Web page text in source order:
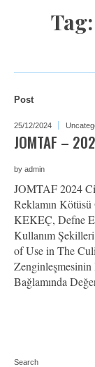
Tag:
Post
25/12/2024
JOMTAF –
by admin
JOMTAF 2024
Reklamın
KEKEÇ, Defne
Kullanım
of Use in The
Bağlamında
Search